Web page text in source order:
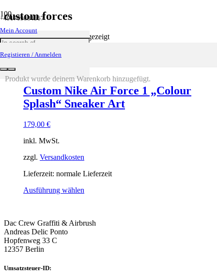
+491709884367
Mein Account
Registieren / Anmelden
Produkt wurde deinem Warenkorb hinzugefügt.
custom forces
Einzelnes Ergebnis wird angezeigt
Custom Nike Air Force 1 „Colour
Splash“ Sneaker Art
179,00 €
inkl. MwSt.
zzgl. Versandkosten
Lieferzeit: normale Lieferzeit
Ausführung wählen
Dac Crew Graffiti & Airbrush
Andreas Delic Ponto
Hopfenweg 33 C
12357 Berlin
Umsatzsteuer-ID: